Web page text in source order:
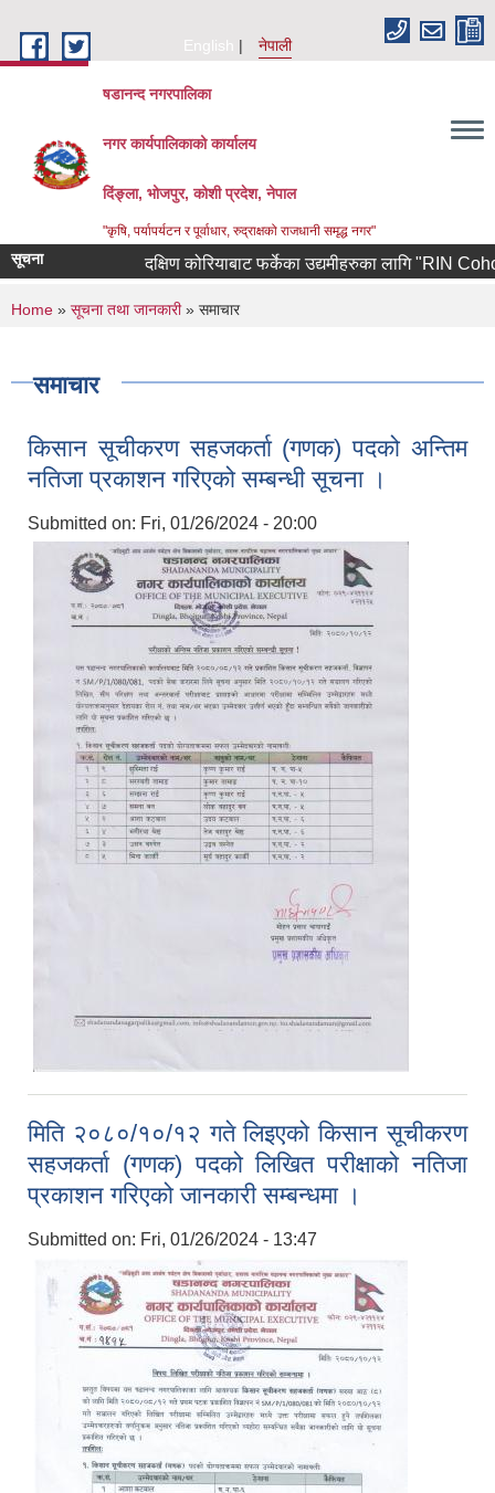
English
नेपाली
षडानन्द नगरपालिका
नगर कार्यपालिकाको कार्यालय
दिंङ्ला, भोजपुर, कोशी प्रदेश, नेपाल
"कृषि, पर्यापर्यटन र पूर्वाधार, रुद्राक्षको राजधानी समृद्ध नगर"
सूचनादक्षिण कोरियाबाट फर्केका उद्यमीहरुका लागि "RIN Cohort lll"
You are here
Home » सूचना तथा जानकारी» समाचार
समाचार
किसान सूचीकरण सहजकर्ता (गणक) पदको अन्तिम
नतिजा प्रकाशन गरिएको सम्बन्धी सूचना ।
Submitted on: Fri, 01/26/2024 - 20:00
मिति २०८०/१०/१२ गते लिइएको किसान सूचीकरण
सहजकर्ता (गणक) पदको लिखित परीक्षाको नतिजा
प्रकाशन गरिएको जानकारी सम्बन्धमा ।
Submitted on: Fri, 01/26/2024 - 13:47